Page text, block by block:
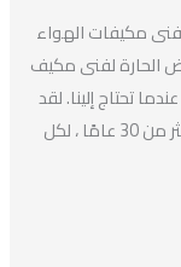
مكيفات الهواء
الحارة لفنى مكيف
تحتاج إلينا. لقد
قدمنا ​​خدمات فنى تكييف الهواء إلى الرياض لأكثر من 30 عامًا ، لكل